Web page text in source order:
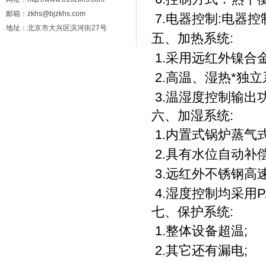
邮箱：zkhs@bjzkhs.com
地址：北京市大兴区滨河街27号
7.电器控制:电器控
五、加热系统:
1.采用远红外镍合
2.高温、湿热*独立
3.温湿度控制输出
六、 加湿系统:
1.内置式锅炉蒸气
2.具有水位自动补
3.远红外不锈钢高
4.湿度控制均采用
七、 保护系统:
1.整体设备超温;
2.其它还有漏电;